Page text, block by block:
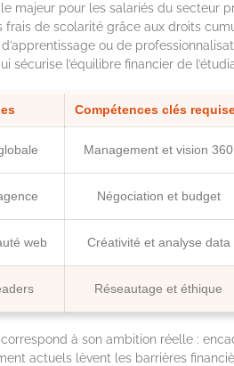
majeur pour les salariés du secteur
de scolarité grâce aux droits
ou de
l’équilibre financier de
Compétences clés
Management et vision 360
Négociation et budget
web Créativité et analyse data
Réseautage et éthique
à son ambition réelle :
actuels lèvent les barrières